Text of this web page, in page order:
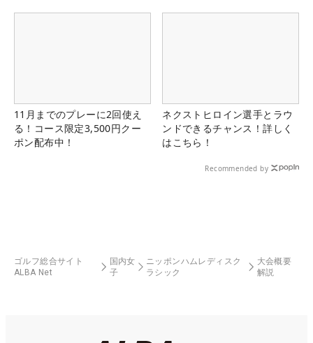
11月までのプレーに2回使え
る！コース限定3,500円クー
ポン配布中！
ネクストヒロイン選手とラウ
ンドできるチャンス！詳しく
はこちら！
Recommended by
ゴルフ総合サイト
ALBA Net
国内女
子
ニッポンハムレディスク
ラシック
大会概要
解説